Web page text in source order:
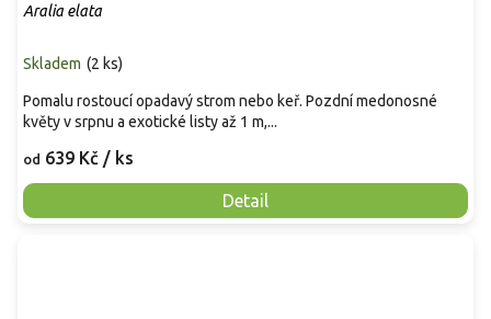
Aralia elata
Skladem (2 ks)
od 639 Kč / ks
Detail
Pomalu rostoucí opadavý strom nebo keř. Pozdní medonosné
květy v srpnu a exotické listy až 1 m,...